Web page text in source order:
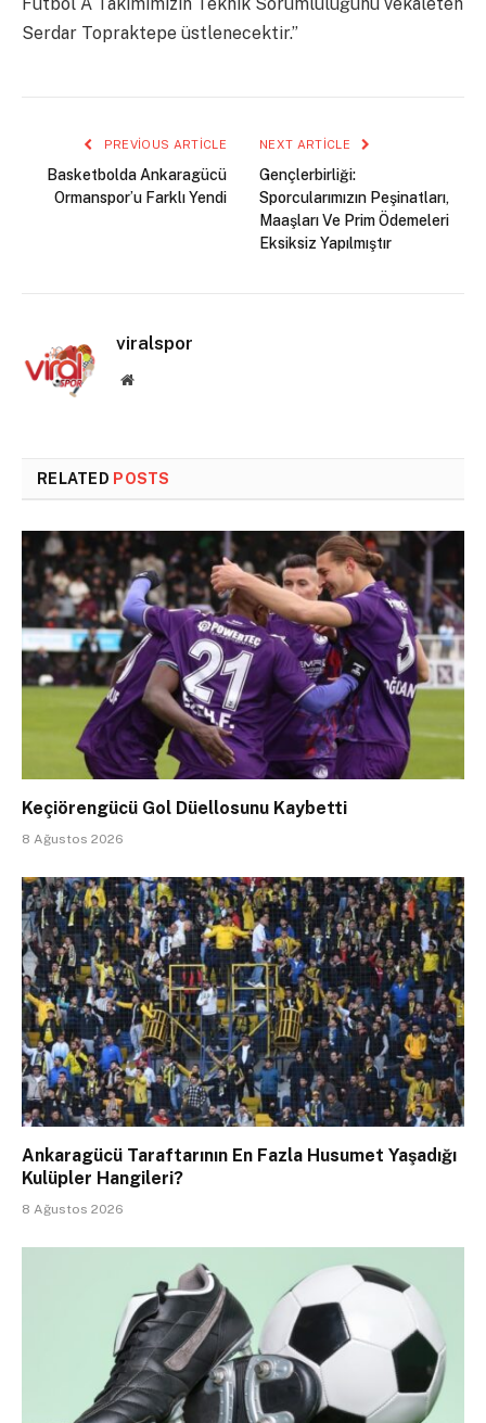
Serdar Topraktepe üstlenecektir.”
PREVIOUS ARTICLE
Basketbolda Ankaragücü
Ormanspor’u Farklı Yendi
NEXT ARTICLE
Gençlerbirliği:
Sporcularımızın Peşinatları,
Maaşları Ve Prim Ödemeleri
Eksiksiz Yapılmıştır
viralspor
Website
RELATED POSTS
Keçiörengücü Gol Düellosunu Kaybetti
8 Ağustos 2026
Ankaragücü Taraftarının En Fazla Husumet Yaşadığı
Kulüpler Hangileri?
8 Ağustos 2026